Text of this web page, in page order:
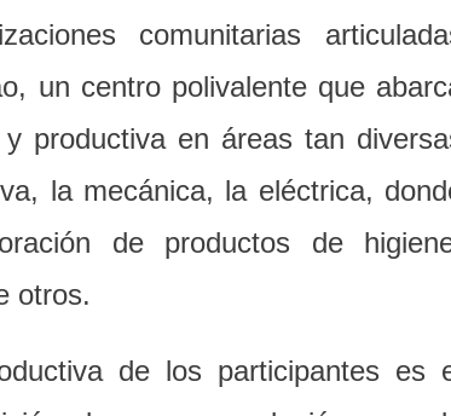
comunitarias
un centro polivalente que
productiva en áreas tan
la mecánica, la eléctrica,
de productos de
otros.
de los participantes es